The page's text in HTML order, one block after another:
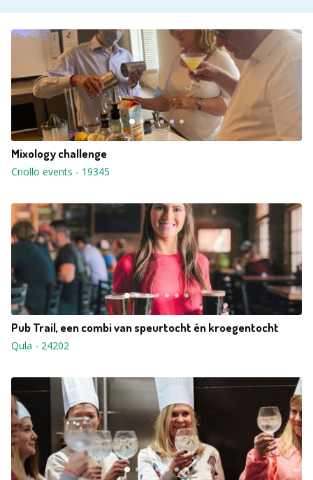
Mixology challenge
Criollo events - 19345
Pub Trail, een combi van speurtocht én kroegentocht
Qula - 24202